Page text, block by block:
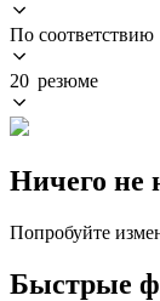
По соответствию
20 резюме
Ничего не
Попробуйте
Быстрые